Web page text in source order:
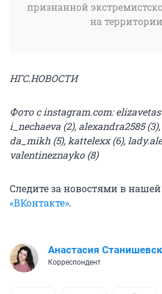
признанной
на
НГС.НОВОСТИ
Фото с instagram.com:
i_nechaeva (2), alexandra2585
da_mikh (5), kattelexx (6),
valentineznayko (8)
Следите за новостями в нашей
«ВКонтакте».
Анастасия
Корреспондент